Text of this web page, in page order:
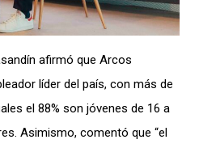
afirmó que Arcos
líder del país, con más de
el 88% son jóvenes de 16 a
Asimismo, comentó que “el